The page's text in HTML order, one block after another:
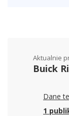
Aktualnie
Buick
Dane
1